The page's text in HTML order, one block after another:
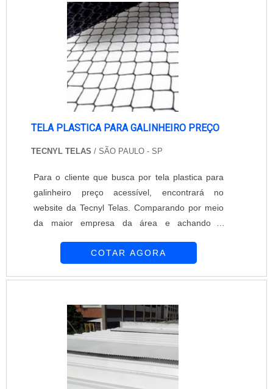
TELA PLASTICA PARA GALINHEIRO PREÇO
TECNYL TELAS / SÃO PAULO - SP
Para o cliente que busca por tela plastica para
galinheiro preço acessível, encontrará no
website da Tecnyl Telas. Comparando por meio
da maior empresa da área e achando a
lugar.UM POUCO MAIS SOBRE TELA PLASTICA
acha a Tecnyl Telas. Uma empresa com alto
know-how em concertina e geocomposto
drenante, garantindo a satisfação da venda à
entrega final, com foco total na qualidade.Ainda
com uma visão analítica sobre tela plastica para
COTAR AGORA